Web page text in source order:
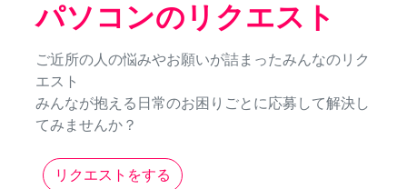
パソコンのリクエスト
ご近所の人の悩みやお願いが詰まったみんなのリク
エスト
みんなが抱える日常のお困りごとに応募して解決し
てみませんか？
リクエストをする